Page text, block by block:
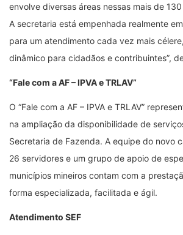
envolve diversas áreas nessas mais de
A secretaria está empenhada realmente
para um atendimento cada vez mais
dinâmico para cidadãos e contribuintes”,
“Fale com a AF – IPVA e TRLAV”
O “Fale com a AF – IPVA e TRLAV”
na ampliação da disponibilidade de
Secretaria de Fazenda. A equipe do novo
26 servidores e um grupo de apoio de
municípios mineiros contam com a
forma especializada, facilitada e ágil.
Atendimento SEF